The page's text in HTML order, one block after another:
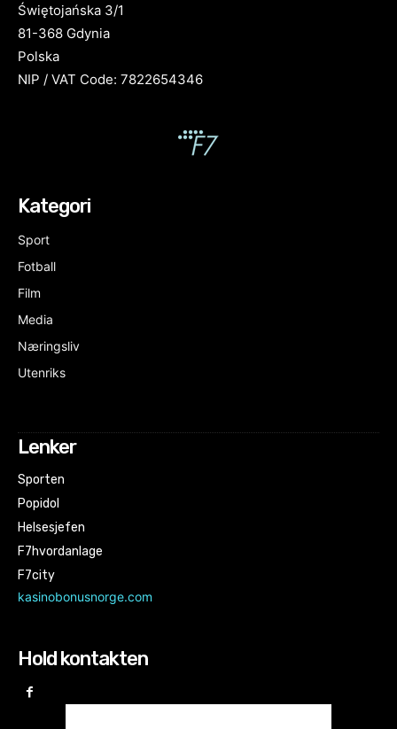
Świętojańska 3/1
81-368 Gdynia
Polska
NIP / VAT Code: 7822654346
Kategori
Sport
Fotball
Film
Media
Næringsliv
Utenriks
Lenker
Sporten
Popidol
Helsesjefen
F7hvordanlage
F7city
kasinobonusnorge.com
Hold kontakten